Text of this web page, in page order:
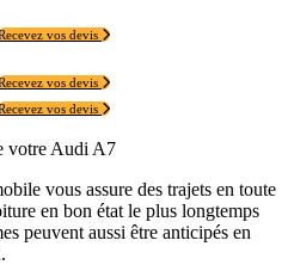
vos devis
vos devis
vos devis
votre Audi A7
vous assure des trajets en toute
en bon état le plus longtemps
peuvent aussi être anticipés en